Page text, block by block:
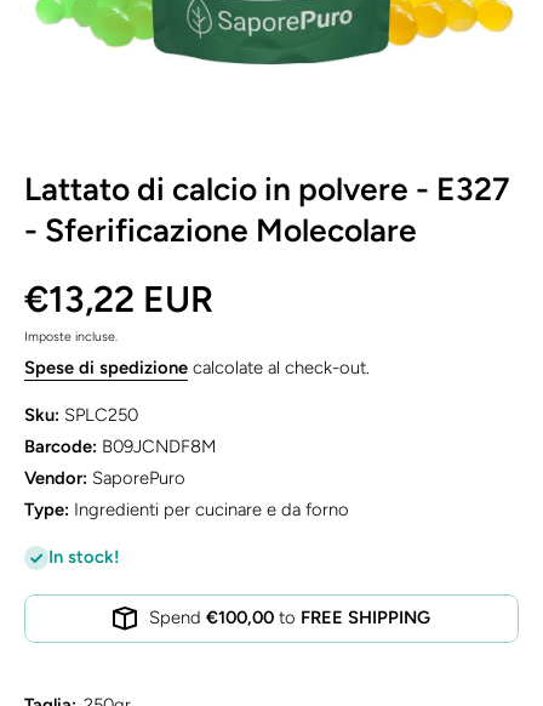
Lattato di calcio in polvere - E327
- Sferificazione Molecolare
€13,22 EUR
Imposte incluse.
Spese di spedizione calcolate al check-out.
Sku: SPLC250
Barcode: B09JCNDF8M
Vendor: SaporePuro
Type: Ingredienti per cucinare e da forno
In stock!
Spend €100,00 to FREE SHIPPING